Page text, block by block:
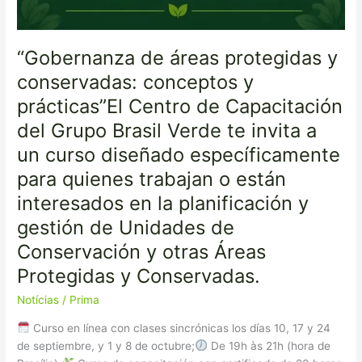
“Gobernanza de áreas protegidas y
conservadas: conceptos y
prácticas”El Centro de Capacitación
del Grupo Brasil Verde te invita a
un curso diseñado específicamente
para quienes trabajan o están
interesados en la planificación y
gestión de Unidades de
Conservación y otras Áreas
Protegidas y Conservadas.
Notícias / Prima
Curso en línea con clases sincrónicas los días 10, 17 y 24
de septiembre, y 1 y 8 de octubre;
De 19h às 21h (hora de
en
la
planificación
y
gestión
de
de
Conservación
y
otras
Áreas
Protegidas
y